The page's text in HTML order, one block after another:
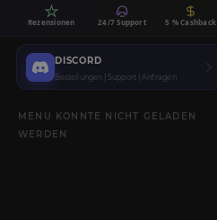
Rezensionen 24/7 Support 5 % Cashback
DISCORD
Bestellungen | Support | Anfragen
MENU KONNTE NICHT GELADEN
WERDEN